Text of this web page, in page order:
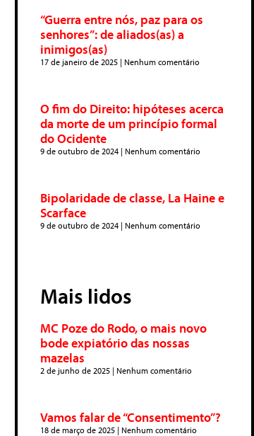
“Guerra entre nós, paz para os
senhores”: de aliados(as) a
inimigos(as)
17 de janeiro de 2025 Nenhum comentário
O fim do Direito: hipóteses acerca
da morte de um princípio formal
do Ocidente
9 de outubro de 2024 Nenhum comentário
Bipolaridade de classe, La Haine e
Scarface
9 de outubro de 2024 Nenhum comentário
Mais lidos
MC Poze do Rodo, o mais novo
bode expiatório das nossas
mazelas
2 de junho de 2025 Nenhum comentário
Vamos falar de “Consentimento”?
18 de março de 2025 Nenhum comentário